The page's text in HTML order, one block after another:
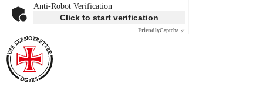
Anti-Robot Verification
Click to start verification
FriendlyCaptcha ⇗